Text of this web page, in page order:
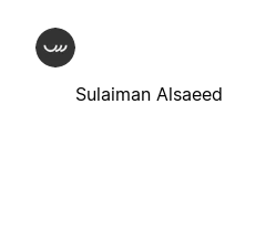
Sulaiman Alsaeed